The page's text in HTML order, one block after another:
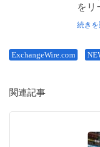
をリ
続き
ExchangeWire.com
関連記事